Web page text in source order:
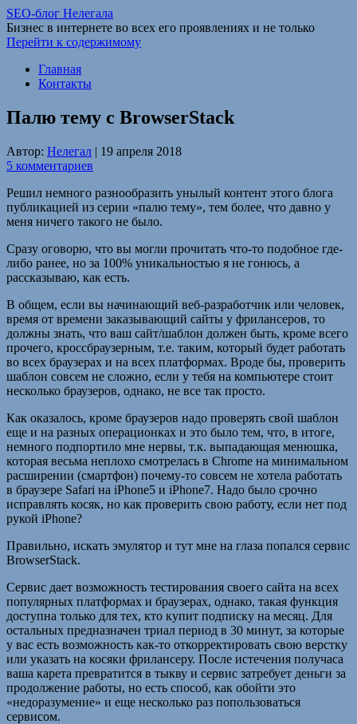
SEO-блог Нелегала
Бизнес в интернете во всех его проявлениях и не только
Перейти к содержимому
Главная
Контакты
Палю тему с BrowserStack
Автор: Нелегал | 19 апреля 2018
5 комментариев
Решил немного разнообразить унылый контент этого блога
публикацией из серии «палю тему», тем более, что давно у
меня ничего такого не было.
Сразу оговорю, что вы могли прочитать что-то подобное где-
либо ранее, но за 100% уникальностью я не гонюсь, а
рассказываю, как есть.
В общем, если вы начинающий веб-разработчик или человек,
время от времени заказывающий сайты у фрилансеров, то
должны знать, что ваш сайт/шаблон должен быть, кроме всего
прочего, кроссбраузерным, т.е. таким, который будет работать
во всех браузерах и на всех платформах. Вроде бы, проверить
шаблон совсем не сложно, если у тебя на компьютере стоит
несколько браузеров, однако, не все так просто.
Как оказалось, кроме браузеров надо проверять свой шаблон
еще и на разных операционках и это было тем, что, в итоге,
немного подпортило мне нервы, т.к. выпадающая менюшка,
которая весьма неплохо смотрелась в Chrome на минимальном
расширении (смартфон) почему-то совсем не хотела работать
в браузере Safari на iPhone5 и iPhone7. Надо было срочно
исправлять косяк, но как проверить свою работу, если нет под
рукой iPhone?
Правильно, искать эмулятор и тут мне на глаза попался сервис
BrowserStack.
Сервис дает возможность тестирования своего сайта на всех
популярных платформах и браузерах, однако, такая функция
доступна только для тех, кто купит подписку на месяц. Для
остальных предназначен триал период в 30 минут, за которые
у вас есть возможность как-то откорректировать свою верстку
или указать на косяки фрилансеру. После истечения получаса
ваша карета превратится в тыкву и сервис затребует деньги за
продолжение работы, но есть способ, как обойти это
«недоразумение» и еще несколько раз попользоваться
сервисом.